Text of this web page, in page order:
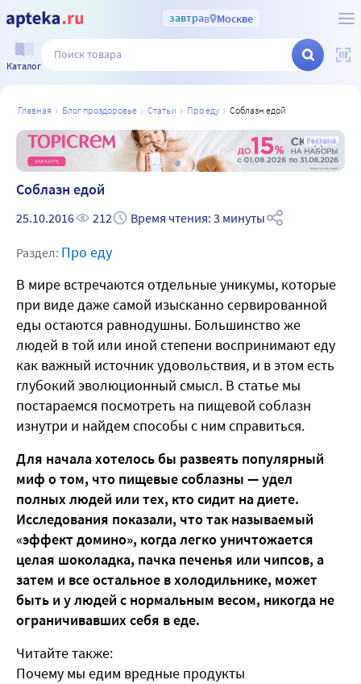
завтрав Москве
Каталог
главная блог проздоровье статьи про еду cоблазн едой
Реклама
Cоблазн едой
25.10.2016 212 Время чтения: 3 минуты
Раздел: Про еду
В мире встречаются отдельные уникумы, которые
при виде даже самой изысканно сервированной
еды остаются равнодушны. Большинство же
людей в той или иной степени воспринимают еду
как важный источник удовольствия, и в этом есть
глубокий эволюционный смысл. В статье мы
постараемся посмотреть на пищевой соблазн
изнутри и найдем способы с ним справиться.
Для начала хотелось бы развеять популярный
миф о том, что пищевые соблазны — удел
полных людей или тех, кто сидит на диете.
Исследования показали, что так называемый
«эффект домино», когда легко уничтожается
целая шоколадка, пачка печенья или чипсов, а
затем и все остальное в холодильнике, может
быть и у людей с нормальным весом, никогда не
ограничивавших себя в еде.
Читайте также:
Почему мы едим вредные продукты